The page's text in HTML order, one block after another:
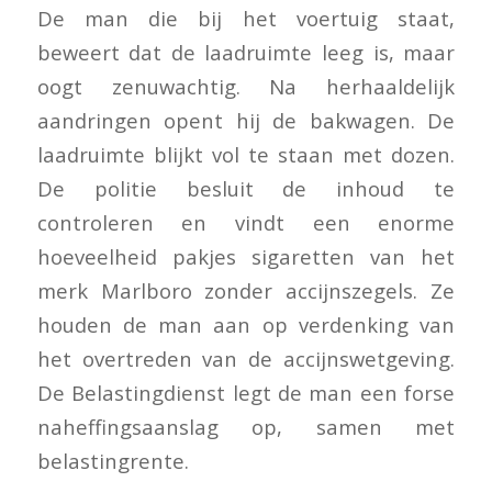
De man die bij het voertuig staat,
beweert dat de laadruimte leeg is, maar
oogt zenuwachtig. Na herhaaldelijk
aandringen opent hij de bakwagen. De
laadruimte blijkt vol te staan met dozen.
De politie besluit de inhoud te
controleren en vindt een enorme
hoeveelheid pakjes sigaretten van het
merk Marlboro zonder accijnszegels. Ze
houden de man aan op verdenking van
het overtreden van de accijnswetgeving.
De Belastingdienst legt de man een forse
naheffingsaanslag op, samen met
belastingrente.